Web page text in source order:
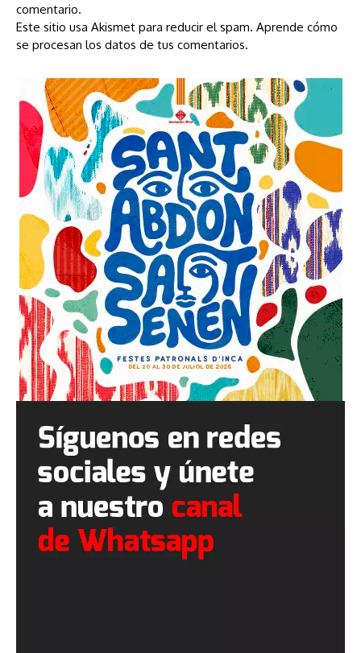
comentario.
Este sitio usa Akismet para reducir el spam. Aprende cómo
se procesan los datos de tus comentarios.